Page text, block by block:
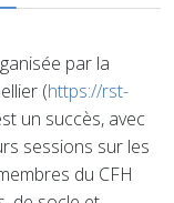
par la
(https://rst-
un succès, avec
sessions sur les
du CFH